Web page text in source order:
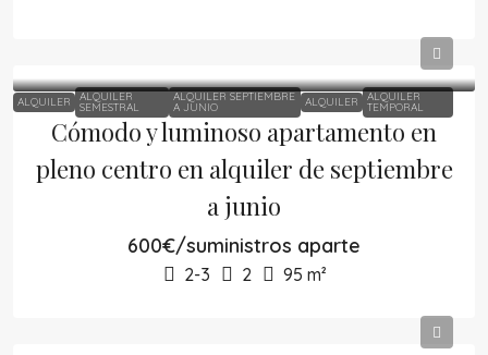
ALQUILER ALQUILER
SEMESTRAL
ALQUILER SEPTIEMBRE
A JUNIO ALQUILER ALQUILER
TEMPORAL
Cómodo y luminoso apartamento en
pleno centro en alquiler de septiembre
a junio
600€/suministros aparte
2-3 2 95 m²